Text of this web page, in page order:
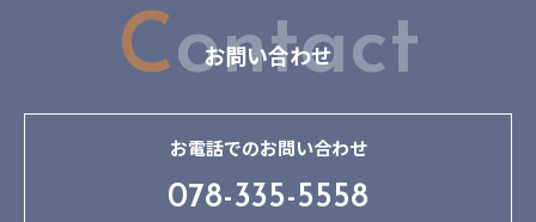
お問い合わせ
Contact
お電話でのお問い合わせ
078-335-5558